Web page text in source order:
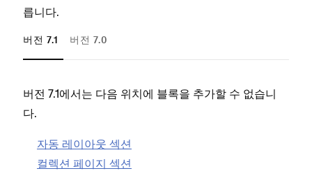
릅니다.
버전 7.1 버전 7.0
버전 7.1에서는 다음 위치에 블록을 추가할 수 없습니
다.
자동 레이아웃 섹션
컬렉션 페이지 섹션